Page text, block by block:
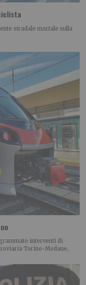
stradale mortale sulla
interventi di
Torino-Modane,